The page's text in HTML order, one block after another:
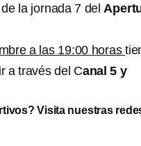
la jornada 7 del
a las 19:00 horas
a través del Canal 5 y
Visita nuestras